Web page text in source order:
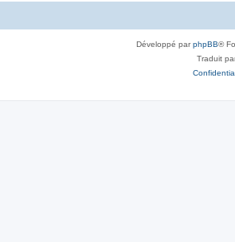
Développé parphpBB®
Traduit